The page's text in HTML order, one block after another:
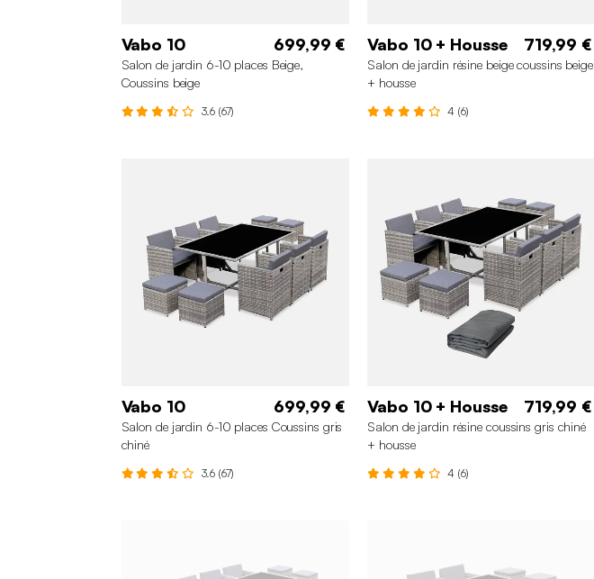
Vabo 10 699,99 €
Salon de jardin 6-10 places Beige,
Coussins beige
3.6 (67)
Vabo 10 + Housse 719,99 €
Salon de jardin résine beige coussins beige
+ housse
4 (6)
Vabo 10 699,99 €
Salon de jardin 6-10 places Coussins gris
chiné
3.6 (67)
Vabo 10 + Housse 719,99 €
Salon de jardin résine coussins gris chiné
+ housse
4 (6)